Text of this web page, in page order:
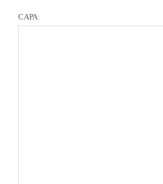
CAPA: